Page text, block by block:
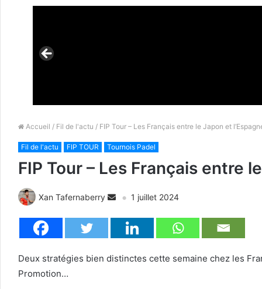
Accueil / Fil de l'actu / FIP Tour – Les Français entre le Japon et
Fil de l'actu FIP TOUR Tournois Padel
FIP Tour – Les Français entre
Xan Tafernaberry 1 juillet 2024
Deux stratégies bien distinctes cette semaine chez les
Promotion…